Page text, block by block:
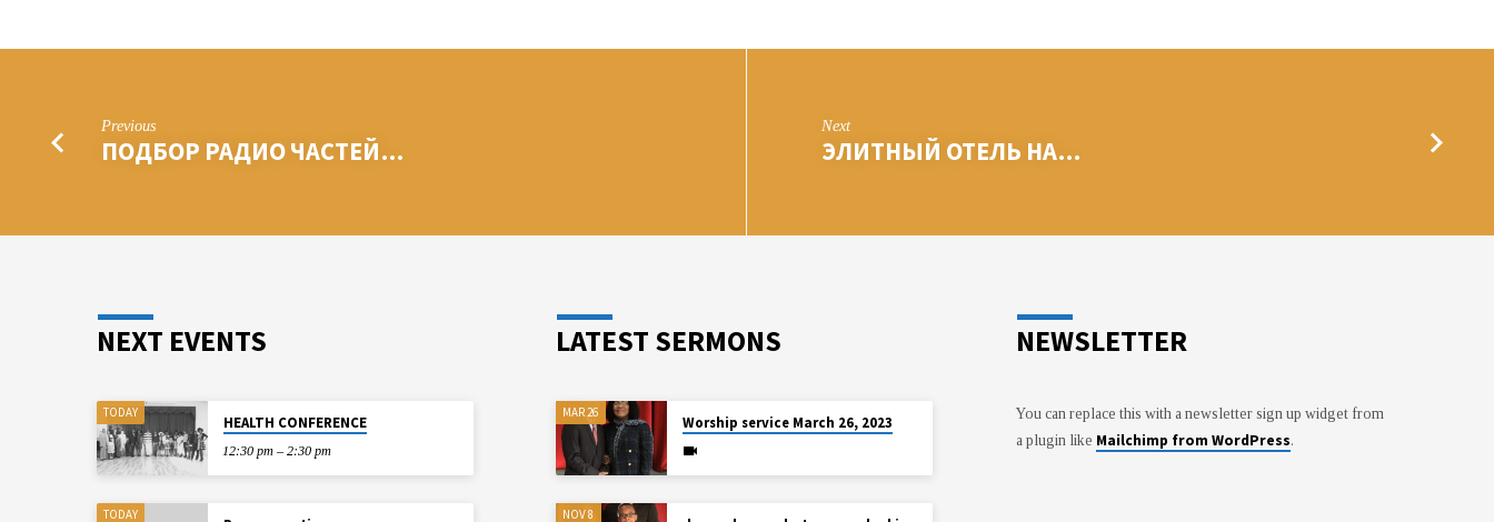
Previous
ПОДБОР РАДИО ЧАСТЕЙ…
Next
ЭЛИТНЫЙ ОТЕЛЬ НА…
NEXT EVENTS
TODAY
HEALTH CONFERENCE
12:30 pm – 2:30 pm
TODAY
LATEST SERMONS
MAR 26
Worship service March 26, 2023
NOV 8
NEWSLETTER
You can replace this with a newsletter sign up widget from
a plugin like Mailchimp from WordPress.